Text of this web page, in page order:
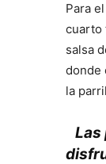
Para el
cuarto
salsa
donde
la
Las